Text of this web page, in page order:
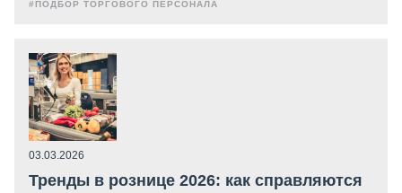
#ПОДБОР ТОРГОВОГО ПЕРСОНАЛА
03.03.2026
Тренды в рознице 2026: как справляются